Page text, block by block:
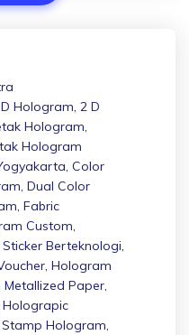
Hologram, 2 D
Hologram,
Hologram
, Color
, Dual Color
, Fabric
Custom,
Berteknologi,
, Hologram
Paper,
Holograpic
Hologram,